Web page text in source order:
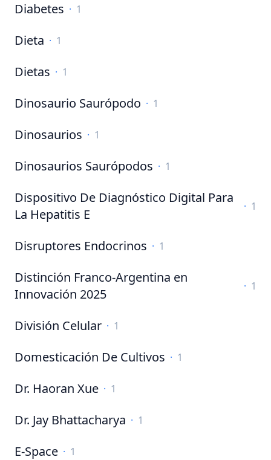
Diabetes · 1
Dieta · 1
Dietas · 1
Dinosaurio Saurópodo · 1
Dinosaurios · 1
Dinosaurios Saurópodos · 1
Dispositivo De Diagnóstico Digital Para
La Hepatitis E
· 1
Disruptores Endocrinos · 1
Distinción Franco-Argentina en
Innovación 2025
· 1
División Celular · 1
Domesticación De Cultivos · 1
Dr. Haoran Xue · 1
Dr. Jay Bhattacharya · 1
E-Space · 1